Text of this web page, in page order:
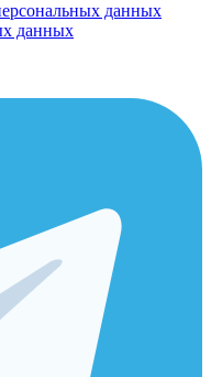
данных
данных